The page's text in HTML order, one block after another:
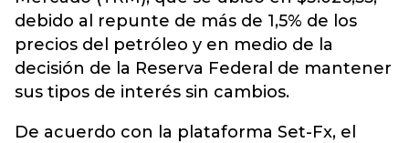
debido al repunte de más de 1,5% de los
precios del petróleo y en medio de la
decisión de la Reserva Federal de mantener
sus tipos de interés sin cambios.
De acuerdo con la plataforma Set-Fx, el